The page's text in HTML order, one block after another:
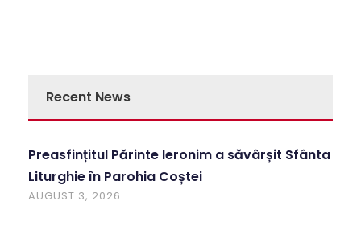
Recent News
Preasfințitul Părinte Ieronim a săvârșit Sfânta
Liturghie în Parohia Coștei
AUGUST 3, 2026